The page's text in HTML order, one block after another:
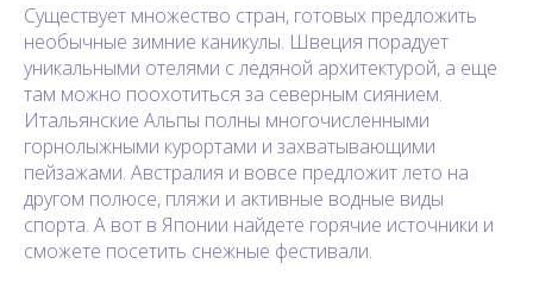
Существует множество стран, готовых предложить
необычные зимние каникулы. Швеция порадует
уникальными отелями с ледяной архитектурой, а еще
там можно поохотиться за северным сиянием.
Итальянские Альпы полны многочисленными
горнолыжными курортами и захватывающими
пейзажами. Австралия и вовсе предложит лето на
другом полюсе, пляжи и активные водные виды
спорта. А вот в Японии найдете горячие источники и
сможете посетить снежные фестивали.